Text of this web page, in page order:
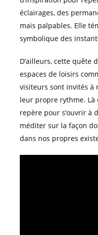
éclairages, des
mais palpables. Elle
symbolique des
D’ailleurs, cette quête
espaces de loisirs
visiteurs sont invités à
leur propre rythme.
repère pour s’ouvrir à
méditer sur la façon
dans nos propres